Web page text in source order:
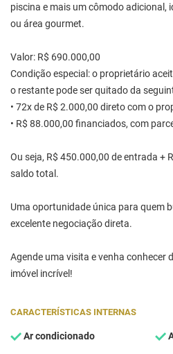
piscina e mais um cômodo adicional,
ou área gourmet.
Valor: R$ 690.000,00
Condição especial: o proprietário
o restante pode ser quitado da
• 72x de R$ 2.000,00 direto com o
• R$ 88.000,00 financiados, com
Ou seja, R$ 450.000,00 de entrada +
saldo total.
Uma oportunidade única para quem
excelente negociação direta.
Agende uma visita e venha conhecer
imóvel incrível!
CARACTERÍSTICAS INTERNAS
Ar condicionado